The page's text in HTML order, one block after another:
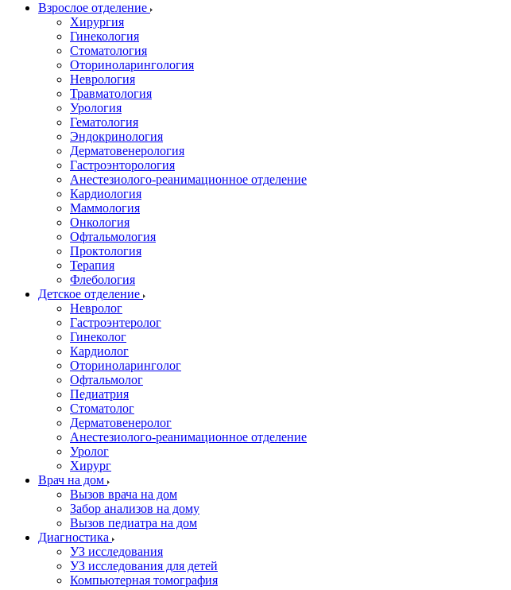
Взрослое отделение
Хирургия
Гинекология
Стоматология
Оториноларингология
Неврология
Травматология
Урология
Гематология
Эндокринология
Дерматовенерология
Гастроэнторология
Анестезиолого-реанимационное отделение
Кардиология
Маммология
Онкология
Офтальмология
Проктология
Терапия
Флебология
Детское отделение
Невролог
Гастроэнтеролог
Гинеколог
Кардиолог
Оториноларинголог
Офтальмолог
Педиатрия
Стоматолог
Дерматовенеролог
Анестезиолого-реанимационное отделение
Уролог
Хирург
Врач на дом
Вызов врача на дом
Забор анализов на дому
Вызов педиатра на дом
Диагностика
УЗ исследования
УЗ исследования для детей
Компьютерная томография